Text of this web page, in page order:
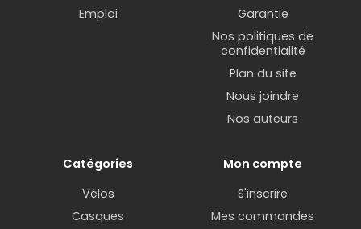
Emploi
Garantie
Nos politiques de
confidentialité
Plan du site
Nous joindre
Nos auteurs
Catégories
Vélos
Casques
Mon compte
S'inscrire
Mes commandes